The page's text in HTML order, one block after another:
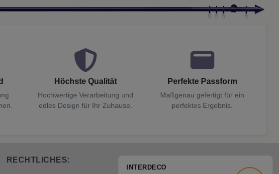
Höchste Qualität
Hochwertige Verarbeitung und
edles Design für Ihr Zuhause.
Perfekte Passform
Maßgenau gefertigt für ein
perfektes Ergebnis.
RECHTLICHES:
INTERDECO